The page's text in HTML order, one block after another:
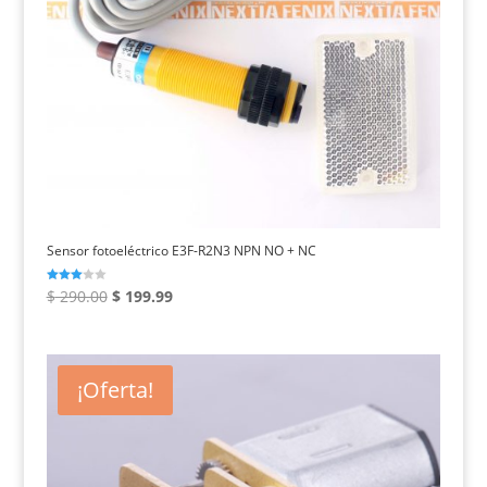
Sensor fotoeléctrico E3F-R2N3 NPN NO + NC
Valorad
o con
$290.00 El
era:
$ 290.00.
$199.99El
es:
¡Oferta!